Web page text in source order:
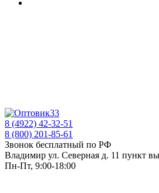
8 (4922) 42-32-51
8 (800) 201-85-61
Звонок бесплатный по РФ
Владимир ул. Северная д. 11 пункт
Пн-Пт, 9:00-18:00